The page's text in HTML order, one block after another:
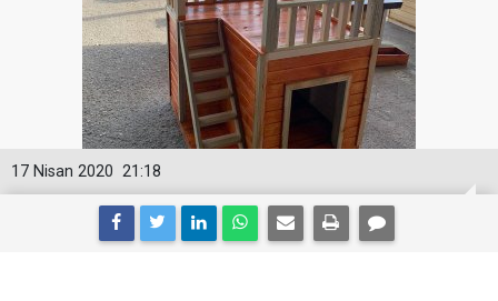
21:18
17 Nisan 2020